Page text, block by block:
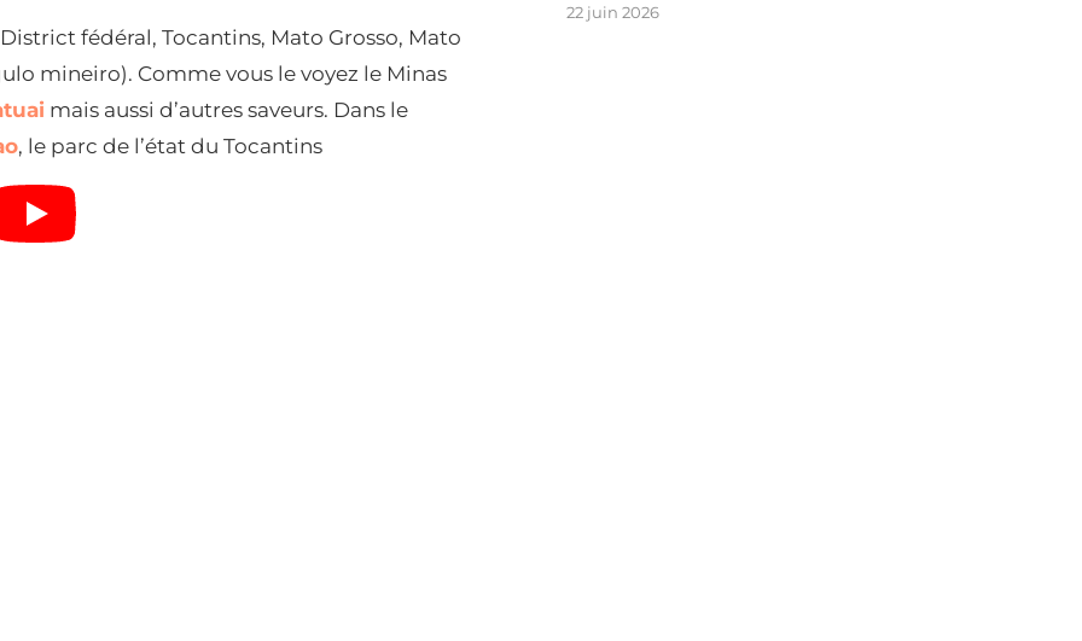
fédéral, Tocantins, Mato Grosso, Mato
mineiro). Comme vous le voyez le Minas
mais aussi d’autres saveurs. Dans le
, le parc de l’état du Tocantins
22 juin 2026